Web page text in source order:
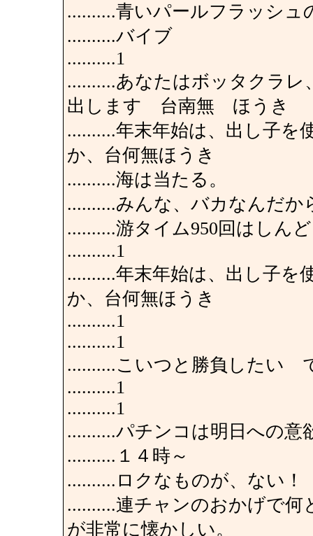
..........青いパールフラッシュ
..........バイブ
..........1
..........あなたはボッタクラレ
出します 台南無 ほうき
..........年末年始は、出し子を
か、台何無ほうき
..........海は当たる。
..........みんな、バカなんだ
..........游タイム950回はしん
..........1
..........年末年始は、出し子を
か、台何無ほうき
..........1
..........1
..........こいつと勝負したい
..........1
..........1
..........パチンコは明日への
..........１４時～
..........ロクなものが、ない！
..........連チャンのおかげで
が非常に懐かしい。